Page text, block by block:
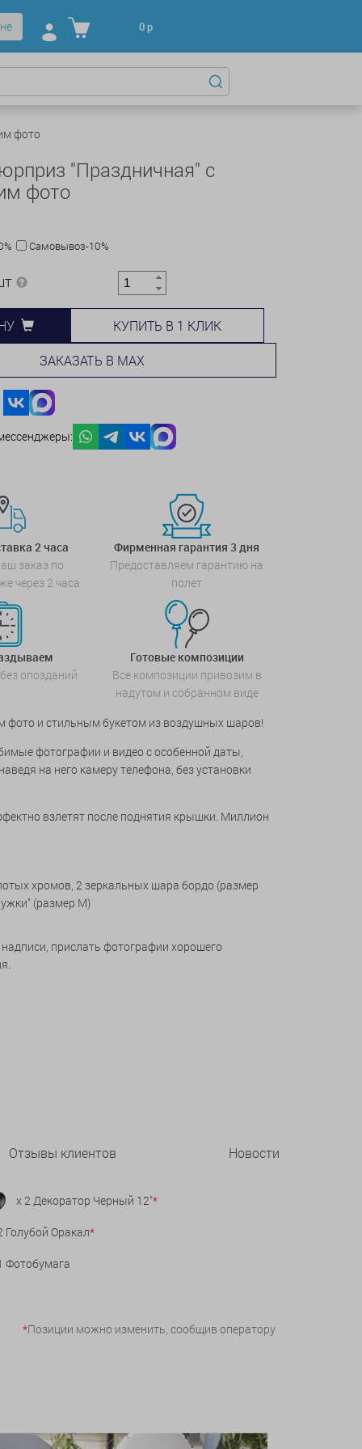
0р
фото
"Праздничная" с
фото
Самовывоз-10%
КУПИТЬ В 1 КЛИК
ЗАКАЗАТЬ В MAX
2 часа
заказ по
через 2 часа
Фирменная гарантия 3 дня
Предоставляем гарантию на
полет
опозданий
Готовые композиции
Все композиции привозим в
надутом и собранном виде
фото и стильным букетом из воздушных шаров!
фотографии и видео с особенной даты,
на него камеру телефона, без установки
взлетят после поднятия крышки. Миллион
хромов, 2 зеркальных шара бордо (размер
(размер М)
прислать фотографии хорошего
Отзывы клиентов Новости
x 2 Декоратор Черный 12"*
Голубой Оракал*
Фотобумага
*Позиции можно изменить, сообщив оператору